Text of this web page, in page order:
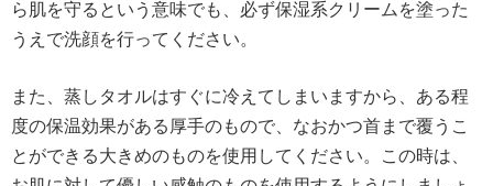
ら肌を守るという意味でも、必ず保湿系クリームを塗った
うえで洗顔を行ってください。
また、蒸しタオルはすぐに冷えてしまいますから、ある程
度の保温効果がある厚手のもので、なおかつ首まで覆うこ
とができる大きめのものを使用してください。この時は、